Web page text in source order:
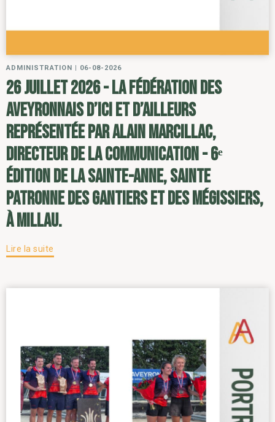
ADMINISTRATION | 06-08-2026
26 juillet 2026 - la Fédération des
Aveyronnais d’ici et d’ailleurs
représentée par Alain Marcillac,
directeur de la communication - 6ᵉ
édition de la Sainte-Anne, sainte
patronne des gantiers et des mégissiers,
à Millau.
Lire la suite